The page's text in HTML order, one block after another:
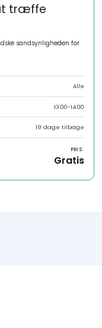
træffe
sandsynligheden for
Alle
13.00-14.00
19 dage tilbage
PRIS:
Gratis